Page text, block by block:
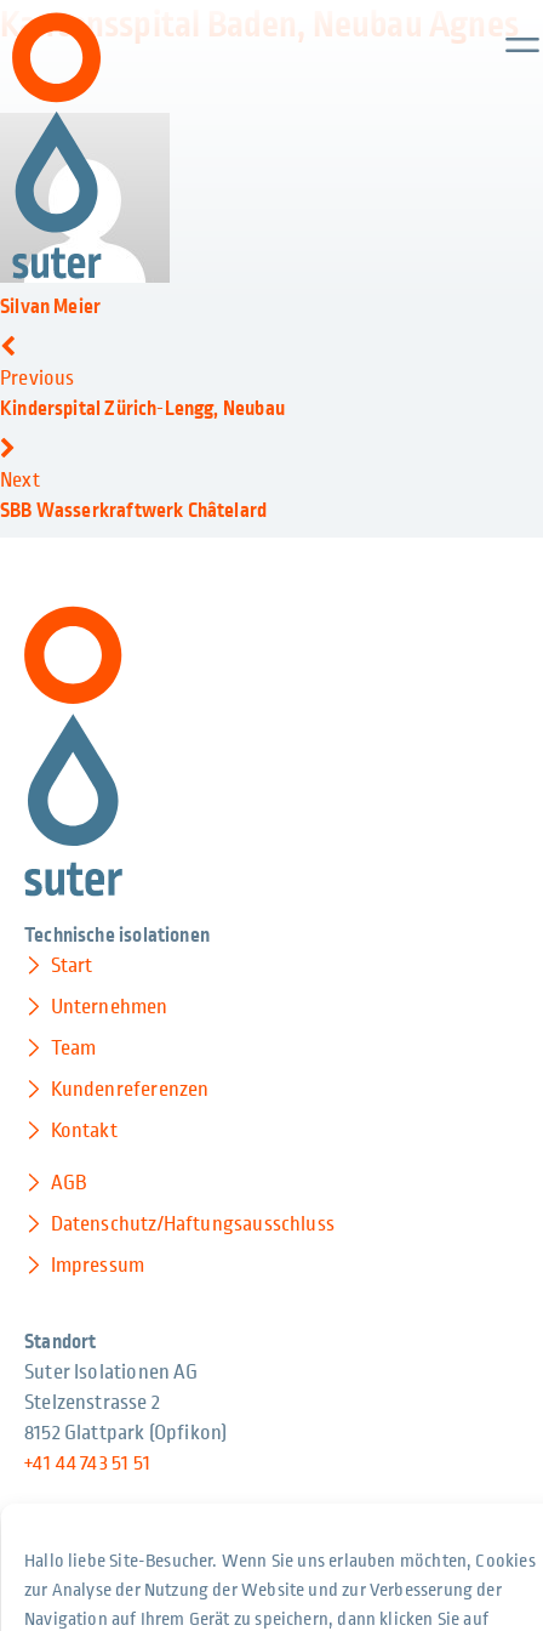
Hallo liebe Site-Besucher. Wenn Sie uns erlauben möchten, Cookies
zur Analyse der Nutzung der Website und zur Verbesserung der
Navigation auf Ihrem Gerät zu speichern, dann klicken Sie auf
Kantonsspital Baden, Neubau Agnes
Silvan Meier
Previous
Kinderspital Zürich-Lengg, Neubau
Next
SBB Wasserkraftwerk Châtelard
Technische isolationen
Start
Unternehmen
Team
Kundenreferenzen
Kontakt
AGB
Datenschutz/Haftungsausschluss
Impressum
Standort
Suter Isolationen AG
Stelzenstrasse 2
8152 Glattpark (Opfikon)
+41 44 743 51 51
Suter Brandschutz
Suter Mobile Pellet-Heizungen